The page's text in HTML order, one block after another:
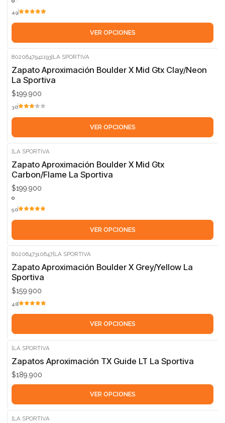
4.9
VER OPCIONES
8020647941193 LA SPORTIVA
Zapato Aproximación Boulder X Mid Gtx Clay/Neon
La Sportiva
$199.900
3.0
VER OPCIONES
|LA SPORTIVA
Zapato Aproximación Boulder X Mid Gtx
Carbon/Flame La Sportiva
$199.900
5.0
VER OPCIONES
8020647310647|LA SPORTIVA
Zapato Aproximación Boulder X Grey/Yellow La
Sportiva
$159.900
4.8
VER OPCIONES
LA SPORTIVA
Zapatos Aproximación TX Guide LT La Sportiva
$189.900
VER OPCIONES
LA SPORTIVA